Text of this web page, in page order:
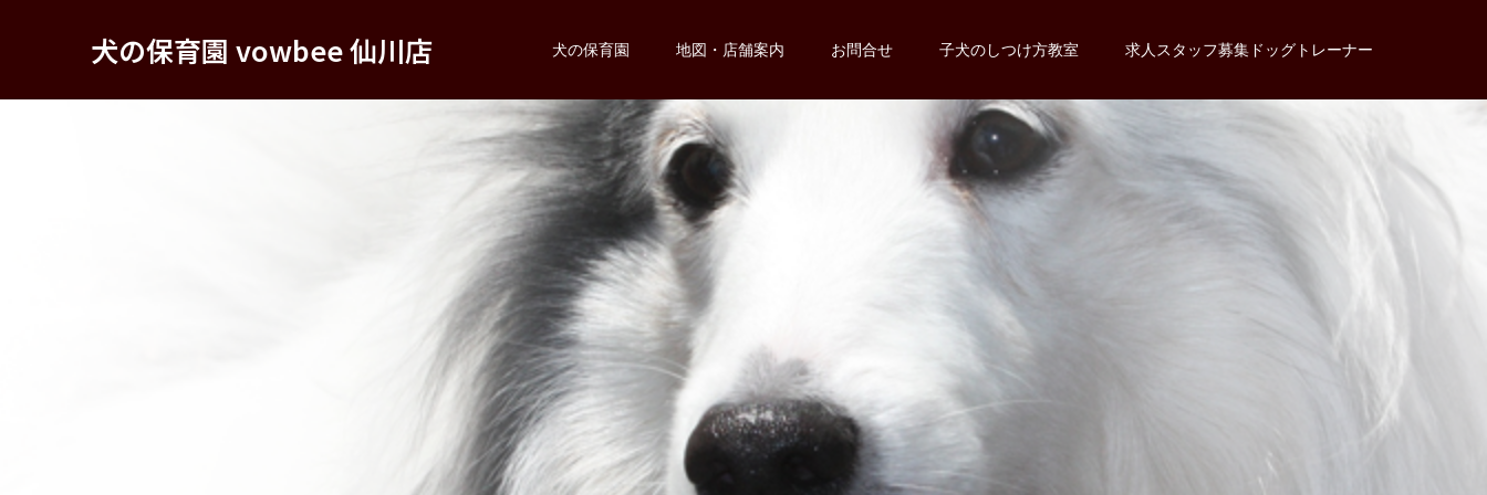
犬の保育園 vowbee 仙川店 犬の保育園 地図・店舗案内 お問合せ 子犬のしつけ方教室 求人スタッフ募集ドッグトレーナー